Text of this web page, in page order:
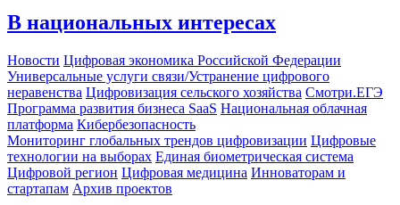
В национальных интересах
Новости Цифровая экономика Российской Федерации
Универсальные услуги связи/Устранение цифрового
неравенства Цифровизация сельского хозяйства Смотри.ЕГЭ
Программа развития бизнеса SaaS Национальная облачная
платформа Кибербезопасность
Мониторинг глобальных трендов цифровизации Цифровые
технологии на выборах Единая биометрическая система
Цифровой регион Цифровая медицина Инноваторам и
стартапам Архив проектов